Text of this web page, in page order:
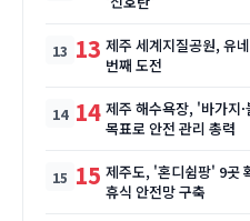
13 제주 세계지질공원, 유
번째 도전
14 제주 해수욕장, '바가지
목표로 안전 관리 총력
15 제주도, '혼디쉼팡' 9곳
휴식 안전망 구축